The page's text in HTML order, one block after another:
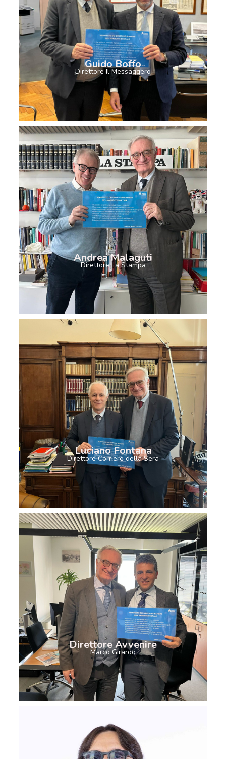
Guido Boffo
Direttore Il Messaggero
Andrea Malaguti
Direttore La Stampa
Luciano Fontana
Direttore Corriere della Sera
Direttore Avvenire
Marco Girardo